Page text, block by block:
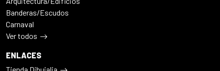
Banderas/Escudos
Carnaval
Ver todos
ENLACES